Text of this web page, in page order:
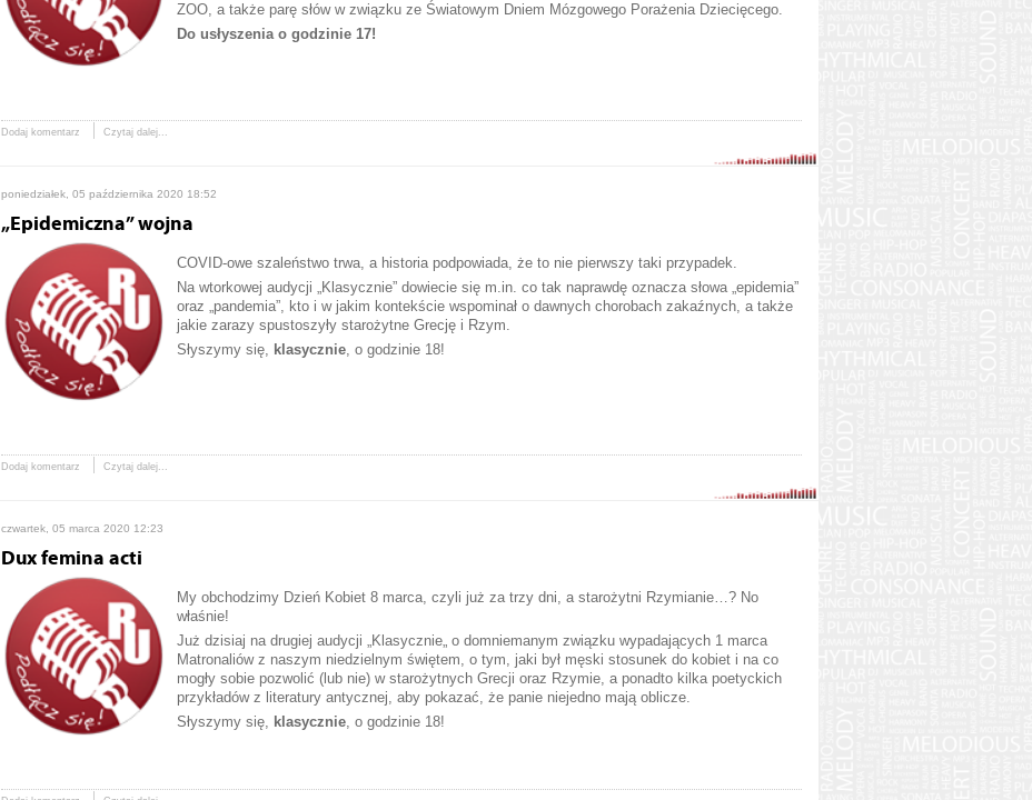
ZOO, a także parę słów w związku ze Światowym Dniem Mózgowego Porażenia Dziecięcego.
Do usłyszenia o godzinie 17!
Dodaj komentarz Czytaj dalej...
poniedziałek, 05 października 2020 18:52
„Epidemiczna” wojna
COVID-owe szaleństwo trwa, a historia podpowiada, że to nie pierwszy taki przypadek.
Na wtorkowej audycji „Klasycznie” dowiecie się m.in. co tak naprawdę oznacza słowa „epidemia”
oraz „pandemia”, kto i w jakim kontekście wspominał o dawnych chorobach zakaźnych, a także
jakie zarazy spustoszyły starożytne Grecję i Rzym.
Słyszymy się, klasycznie, o godzinie 18!
Dodaj komentarz Czytaj dalej...
czwartek, 05 marca 2020 12:23
Dux femina acti
My obchodzimy Dzień Kobiet 8 marca, czyli już za trzy dni, a starożytni Rzymianie…? No
właśnie!
Już dzisiaj na drugiej audycji „Klasycznie„ o domniemanym związku wypadających 1 marca
Matronaliów z naszym niedzielnym świętem, o tym, jaki był męski stosunek do kobiet i na co
mogły sobie pozwolić (lub nie) w starożytnych Grecji oraz Rzymie, a ponadto kilka poetyckich
przykładów z literatury antycznej, aby pokazać, że panie niejedno mają oblicze.
Słyszymy się, klasycznie, o godzinie 18!